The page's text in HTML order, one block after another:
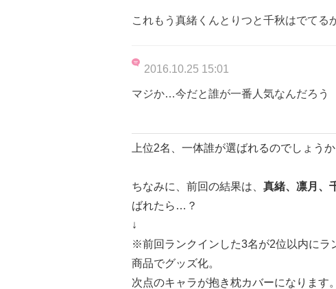
これもう真緒くんとりつと千秋はでてる
2016.10.25 15:01
マジか…今だと誰が一番人気なんだろう
上位2名、一体誰が選ばれるのでしょうか
ちなみに、前回の結果は、 真緒、凛月、
ばれたら…？
↓
※前回ランクインした3名が2位以内にラ
商品でグッズ化。
次点のキャラが抱き枕カバーになります。